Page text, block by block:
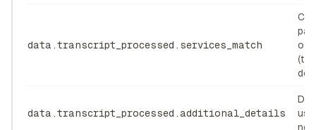
data.transcript_processed.services_match
do
data.transcript_processed.additional_details